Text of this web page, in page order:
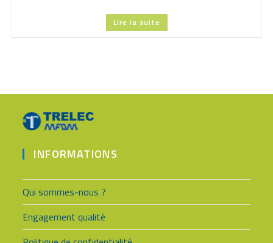
Lire la suite
INFORMATIONS
Qui sommes-nous ?
Engagement qualité